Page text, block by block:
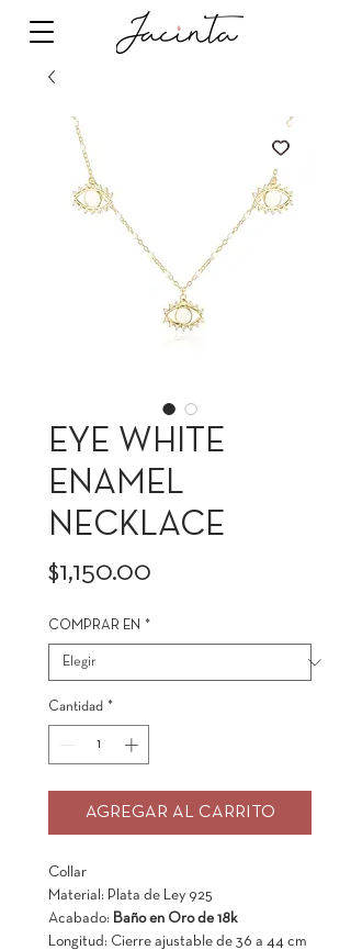
EYE WHITE
ENAMEL
NECKLACE
$1,150.00
COMPRAR EN *
Cantidad *
AGREGAR AL CARRITO
Collar
Material: Plata de Ley 925
Acabado: Baño en Oro de 18k
Longitud: Cierre ajustable de 36 a 44 cm